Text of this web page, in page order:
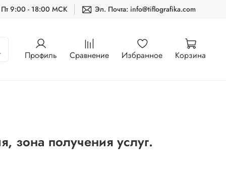
Пт 9:00 - 18:00 МСК Эл. Почта: info@tiflografika.com
Профиль Сравнение Избранное Корзина
зона получения услуг.